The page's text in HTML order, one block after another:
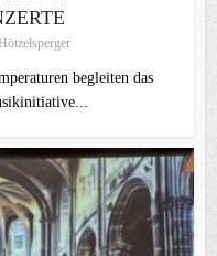
begleiten das